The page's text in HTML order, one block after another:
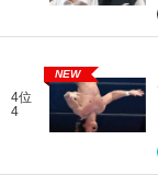
4位
4
NEW